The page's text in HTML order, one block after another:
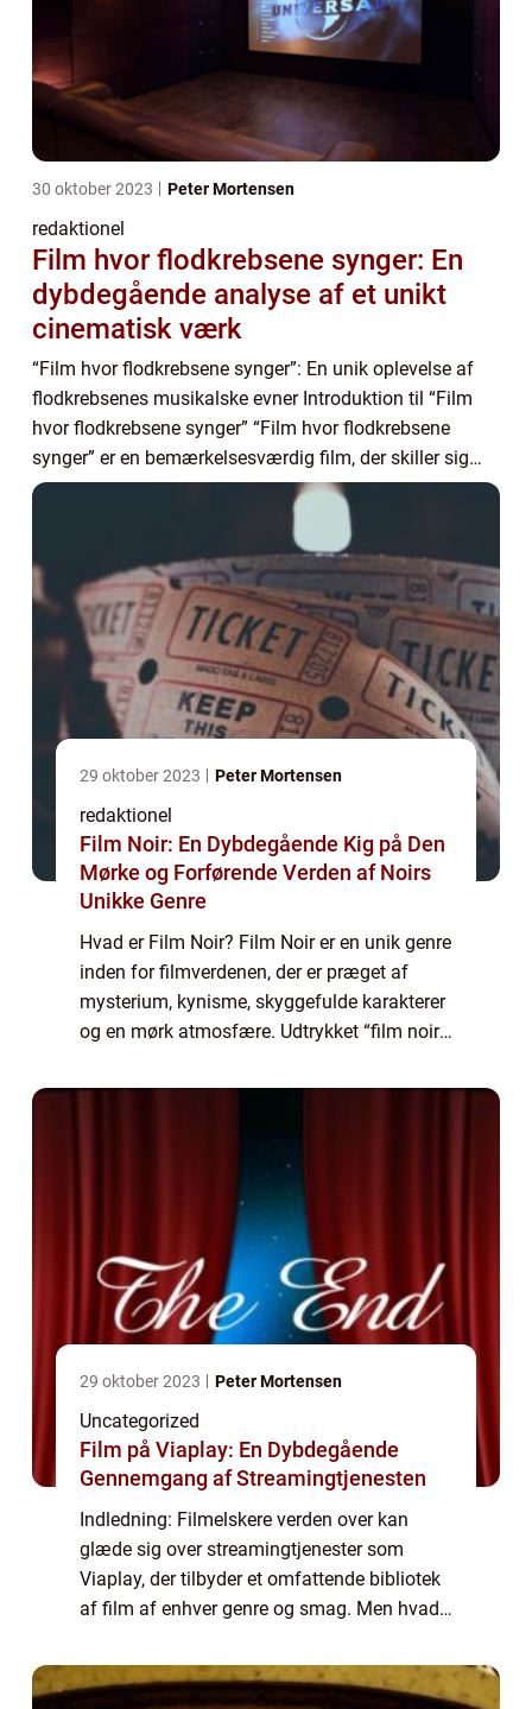
30 oktober 2023 Peter Mortensen
redaktionel
Film hvor flodkrebsene synger: En
dybdegående analyse af et unikt
cinematisk værk
“Film hvor flodkrebsene synger”: En unik oplevelse af
flodkrebsenes musikalske evner Introduktion til “Film
hvor flodkrebsene synger” “Film hvor flodkrebsene
synger” er en bemærkelsesværdig film, der skiller sig
ud...
29 oktober 2023 Peter Mortensen
redaktionel
Film Noir: En Dybdegående Kig på Den
Mørke og Forførende Verden af Noirs
Unikke Genre
Hvad er Film Noir? Film Noir er en unik genre
inden for filmverdenen, der er præget af
mysterium, kynisme, skyggefulde karakterer
og en mørk atmosfære. Udtrykket “film noir,”
brugt...
29 oktober 2023 Peter Mortensen
Uncategorized
Film på Viaplay: En Dybdegående
Gennemgang af Streamingtjenesten
Indledning: Filmelskere verden over kan
glæde sig over streamingtjenester som
Viaplay, der tilbyder et omfattende bibliotek
af film af enhver genre og smag. Men hvad
hvis du er interesseret i at...